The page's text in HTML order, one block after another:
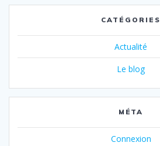
CATÉGORIES
Actualité
Le blog
MÉTA
Connexion